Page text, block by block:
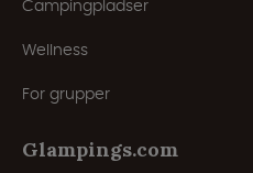
Campingpladser
Wellness
For grupper
Glampings.com